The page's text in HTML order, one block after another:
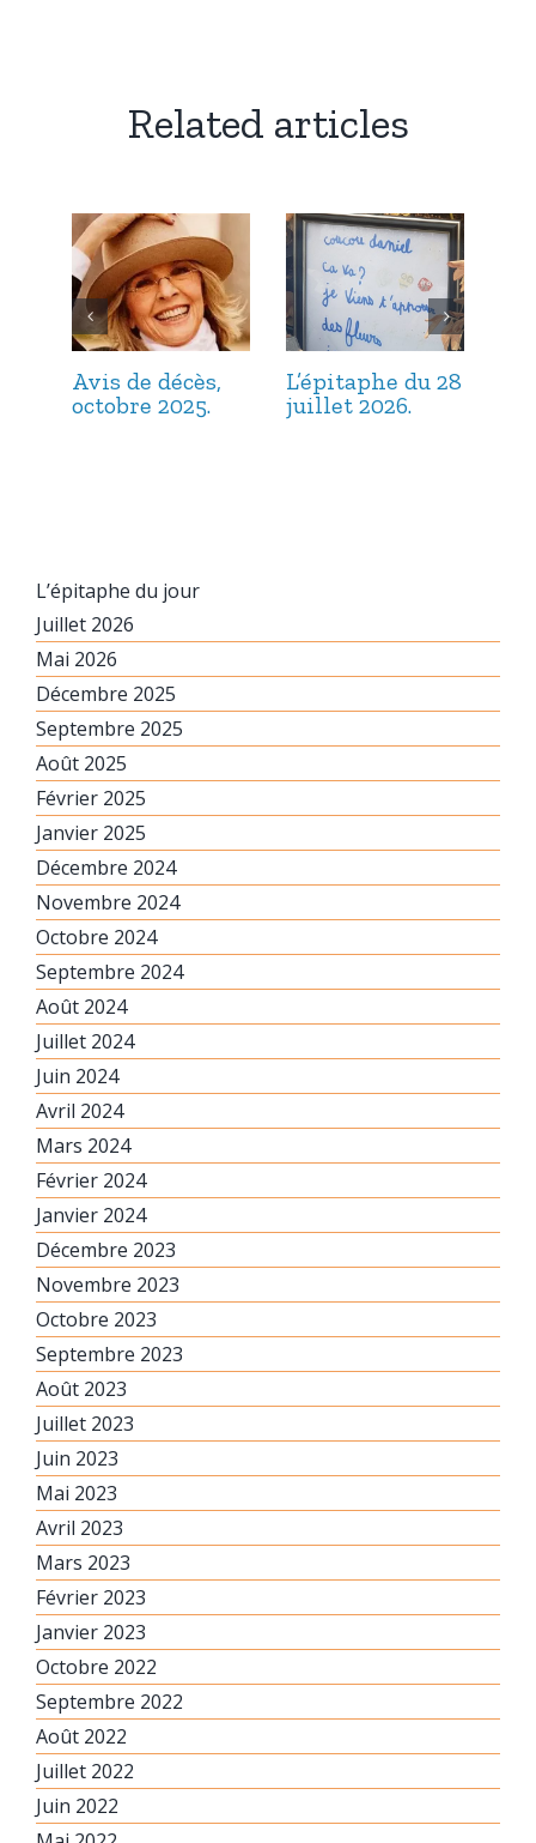
Related articles
Avis de décès,
octobre 2025.
L’épitaphe du 28
juillet 2026.
L’épitaphe du jour
Juillet 2026
Mai 2026
Décembre 2025
Septembre 2025
Août 2025
Février 2025
Janvier 2025
Décembre 2024
Novembre 2024
Octobre 2024
Septembre 2024
Août 2024
Juillet 2024
Juin 2024
Avril 2024
Mars 2024
Février 2024
Janvier 2024
Décembre 2023
Novembre 2023
Octobre 2023
Septembre 2023
Août 2023
Juillet 2023
Juin 2023
Mai 2023
Avril 2023
Mars 2023
Février 2023
Janvier 2023
Octobre 2022
Septembre 2022
Août 2022
Juillet 2022
Juin 2022